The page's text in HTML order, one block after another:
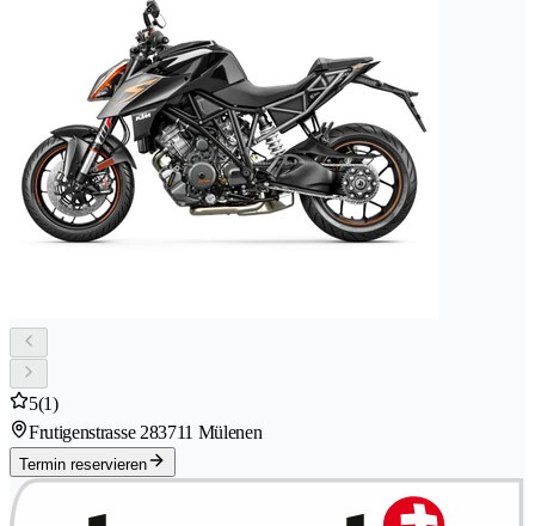
5(1)
Frutigenstrasse 283711 Mülenen
Termin reservieren